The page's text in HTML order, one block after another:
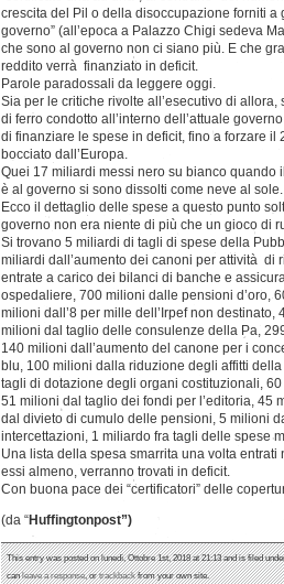
crescita del Pil o della disoccupazione forniti a
governo” (all’epoca a Palazzo Chigi sedeva
che sono al governo non ci siano più. E che
reddito verrà finanziato in deficit.
Parole paradossali da leggere oggi.
Sia per le critiche rivolte all’esecutivo di allora,
di ferro condotto all’interno dell’attuale
di finanziare le spese in deficit, fino a forzare
bocciato dall’Europa.
Quei 17 miliardi messi nero su bianco quando
è al governo si sono dissolti come neve al sole.
Ecco il dettaglio delle spese a questo punto
governo non era niente di più che un gioco di
Si trovano 5 miliardi di tagli di spese della
miliardi dall’aumento dei canoni per attività di
entrate a carico dei bilanci di banche e
ospedaliere, 700 milioni dalle pensioni d’oro,
milioni dall’8 per mille dell’Irpef non
milioni dal taglio delle consulenze della Pa,
140 milioni dall’aumento del canone per i
blu, 100 milioni dalla riduzione degli affitti
tagli di dotazione degli organi costituzionali,
51 milioni dal taglio dei fondi per l’editoria, 45
dal divieto di cumulo delle pensioni, 5 milioni
intercettazioni, 1 miliardo fra tagli delle spese
Una lista della spesa smarrita una volta
essi almeno, verranno trovati in deficit.
Con buona pace dei “certificatori” delle
(da “Huffingtonpost”)
This entry was posted on lunedì, Ottobre 1st, 2018 at 21:13 and is filed
canleave a response, ortrackbackfrom your own site.